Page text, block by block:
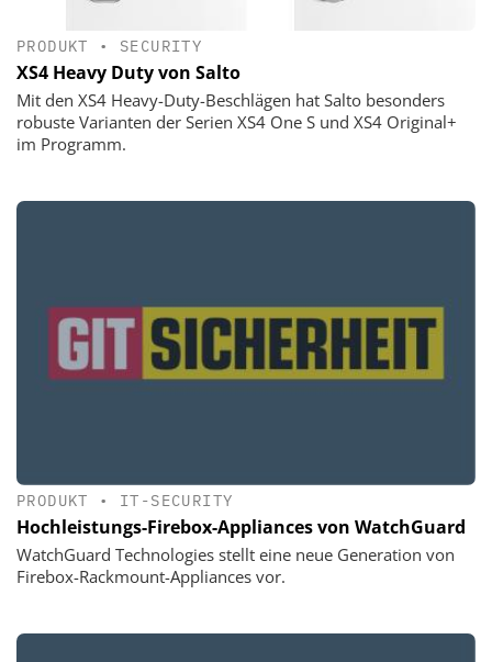
PRODUKT • SECURITY
XS4 Heavy Duty von Salto
Mit den XS4 Heavy-Duty-Beschlägen hat Salto besonders
robuste Varianten der Serien XS4 One S und XS4 Original+
im Programm.
PRODUKT • IT-SECURITY
Hochleistungs-Firebox-Appliances von WatchGuard
WatchGuard Technologies stellt eine neue Generation von
Firebox-Rackmount-Appliances vor.